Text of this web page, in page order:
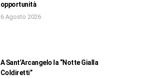
opportunità
6 Agosto 2026
A Sant’Arcangelo la “Notte Gialla
Coldiretti”